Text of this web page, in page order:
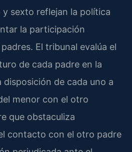
sexto reflejan la política
la participación
El tribunal evalúa el
de cada padre en la
disposición de cada uno a
menor con el otro
que obstaculiza
contacto con el otro padre